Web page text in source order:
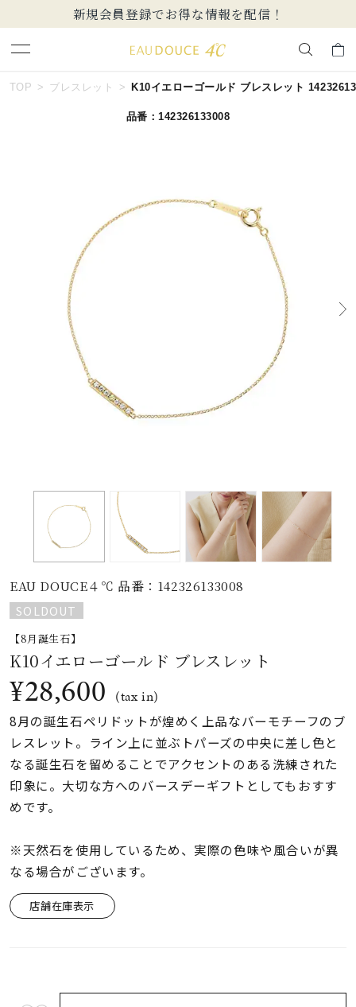
新規会員登録でお得な情報を配信！
キーワードで検索する
EAU DOUCE４℃
カテゴリー ブレスレット
誕生石
モチーフ
石の色
ファッションテイス
ト
着用シーン
コレクション
リングサイズ
メンズ
リングサイズ
TOP ブレスレット K10イエローゴールド ブレスレット
品番：142326133008
EAU DOUCE４℃ 品番：142326133008
SOLDOUT
【8月誕生石】
K10イエローゴールド ブレスレット
¥28,600 (tax in)
8月の誕生石ペリドットが煌めく上品なバーモチーフのブ
レスレット。ライン上に並ぶトパーズの中央に差し色と
なる誕生石を留めることでアクセントのある洗練された
印象に。大切な方へのバースデーギフトとしてもおすす
めです。
※天然石を使用しているため、実際の色味や風合いが異
なる場合がございます。
店舗在庫表示